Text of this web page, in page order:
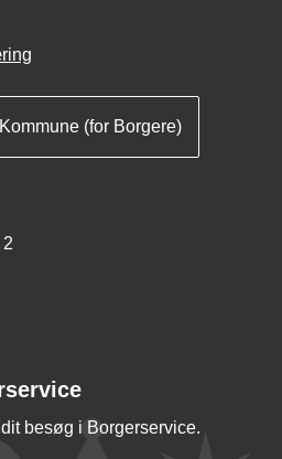
(for Borgere)
besøg i Borgerservice.